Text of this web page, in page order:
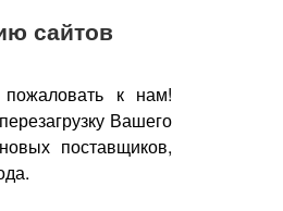
сайтов
к нам!
Вашего
поставщиков,